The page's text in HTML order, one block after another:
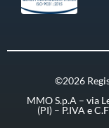
©2026
MMO S.p.A – via
(PI) – P.IVA e